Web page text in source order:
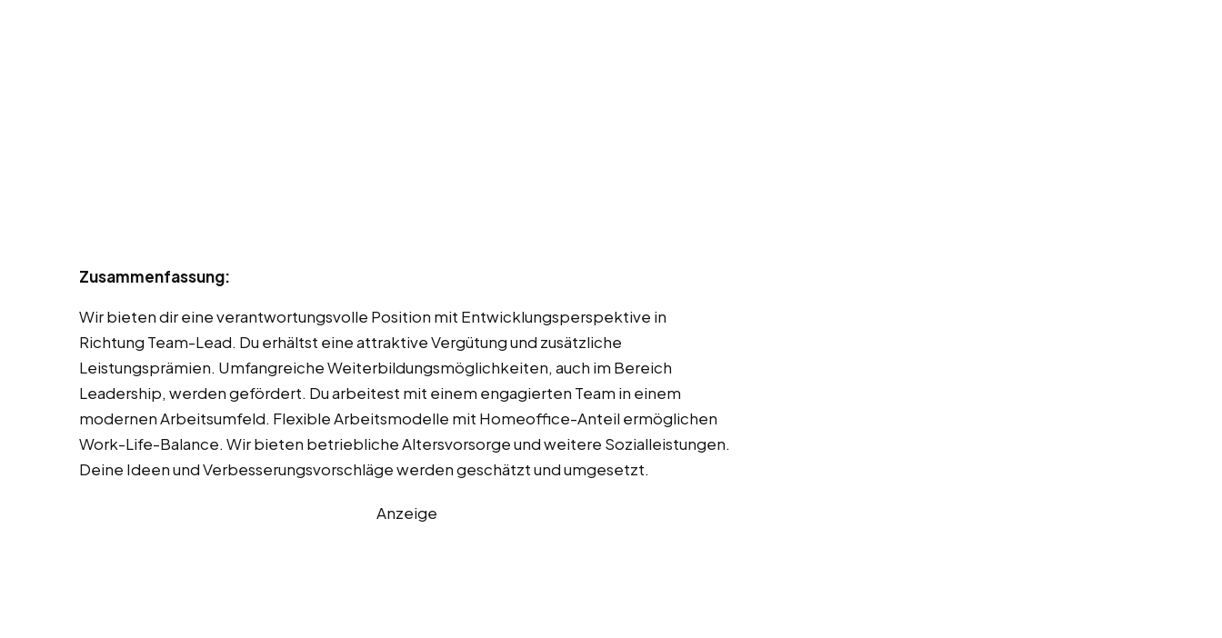
Zusammenfassung:
Wir bieten dir eine verantwortungsvolle Position mit Entwicklungsperspektive in
Richtung Team-Lead. Du erhältst eine attraktive Vergütung und zusätzliche
Leistungsprämien. Umfangreiche Weiterbildungsmöglichkeiten, auch im Bereich
Leadership, werden gefördert. Du arbeitest mit einem engagierten Team in einem
modernen Arbeitsumfeld. Flexible Arbeitsmodelle mit Homeoffice-Anteil ermöglichen
Work-Life-Balance. Wir bieten betriebliche Altersvorsorge und weitere Sozialleistungen.
Deine Ideen und Verbesserungsvorschläge werden geschätzt und umgesetzt.
Anzeige